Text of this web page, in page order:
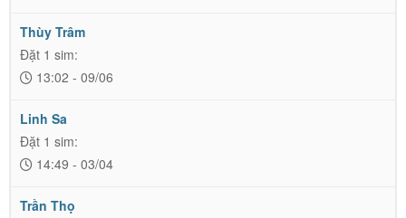
Thùy Trâm
Đặt 1 sim:
13:02 - 09/06
Linh Sa
Đặt 1 sim:
14:49 - 03/04
Trần Thọ